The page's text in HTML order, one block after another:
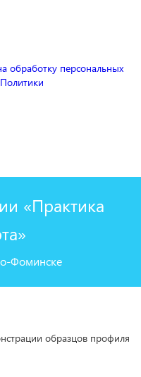
обработку персональных
Политики
«Практика
Фоминске
образцов профиля